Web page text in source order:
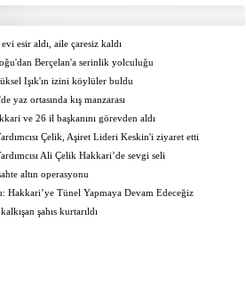
esir aldı, aile çaresiz kaldı
Berçelan'a serinlik yolculuğu
Işık'ın izini köylüler buldu
yaz ortasında kış manzarası
ve 26 il başkanını görevden aldı
Çelik, Aşiret Lideri Keskin'i ziyaret etti
Ali Çelik Hakkari’de sevgi seli
altın operasyonu
Hakkari’ye Tünel Yapmaya Devam Edeceğiz
şahıs kurtarıldı